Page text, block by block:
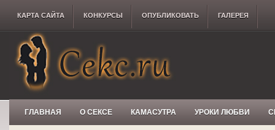
КАРТА САЙТА КОНКУРCЫ ОПУБЛИКОВАТЬ ГАЛЕРЕЯ
ГЛАВНАЯ О СЕКСЕ КАМАСУТРА УРОКИ ЛЮБВИ